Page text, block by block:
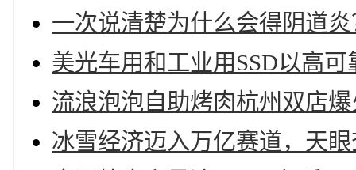
一次说清楚为什么会得阴道
美光车用和工业用SSD以高
流浪泡泡自助烤肉杭州双店
冰雪经济迈入万亿赛道，天